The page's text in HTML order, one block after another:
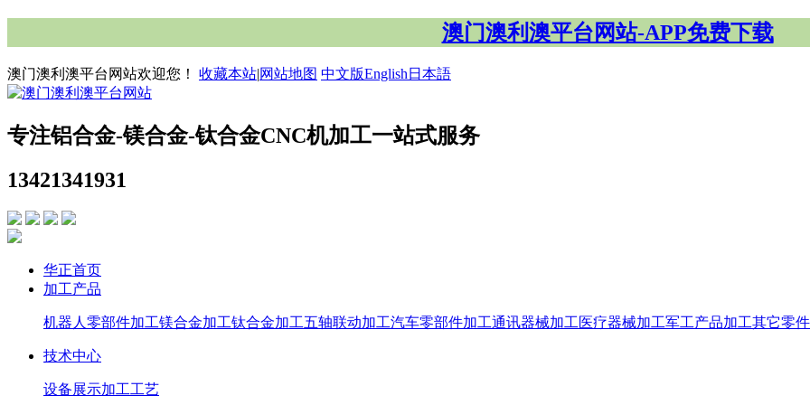
澳门澳利澳平台网站-APP免费下载
澳门澳利澳平台网站欢迎您！ 收藏本站|网站地图 中文版English 日本語
专注铝合金-镁合金-钛合金CNC机加工一站式服务
13421341931
华正首页
加工产品
机器人零部件加工镁合金加工钛合金加工五轴联动加工汽车零部件加工通讯器械加工医疗器械加工军工产品加工其它零
技术中心
设备展示加工工艺